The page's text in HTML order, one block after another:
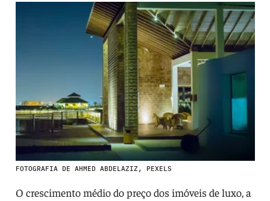
FOTOGRAFIA DE AHMED ABDELAZIZ, PEXELS
O crescimento médio do preço dos imóveis de luxo, a